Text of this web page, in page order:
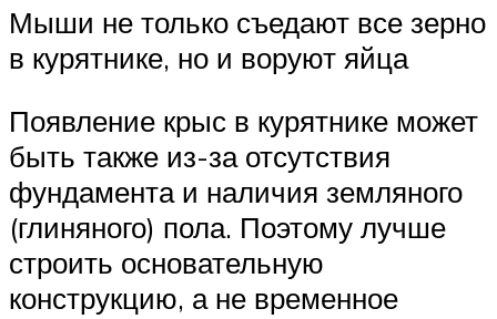
Мыши не только съедают все зерно
в курятнике, но и воруют яйца
Появление крыс в курятнике может
быть также из-за отсутствия
фундамента и наличия земляного
(глиняного) пола. Поэтому лучше
строить основательную
конструкцию, а не временное